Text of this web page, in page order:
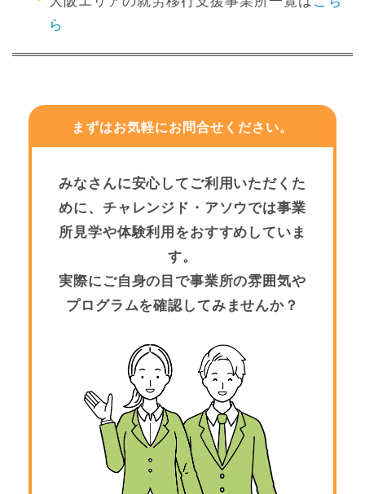
ら
まずはお気軽にお問合せください。
みなさんに安心してご利用いただくた
めに、チャレンジド・アソウでは事業
所見学や体験利用をおすすめしていま
す。
実際にご自身の目で事業所の雰囲気や
プログラムを確認してみませんか？